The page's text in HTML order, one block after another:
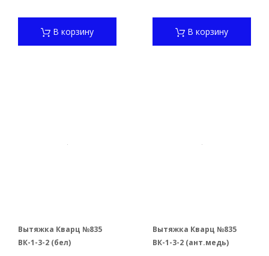
В корзину В корзину
Вытяжка Кварц №835
ВК-1-3-2 (бел)
Вытяжка Кварц №835
ВК-1-3-2 (ант.медь)